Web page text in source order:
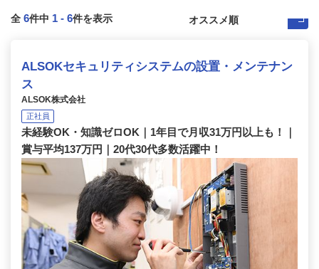
全 6件中 1 - 6件を表示
ALSOKセキュリティシステムの設置・メンテナン
ス
ALSOK株式会社
正社員
未経験OK・知識ゼロOK｜1年目で月収31万円以上も！｜
賞与平均137万円｜20代30代多数活躍中！